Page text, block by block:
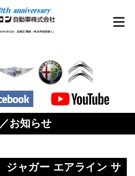
お知らせ
ャガー エアライン サ